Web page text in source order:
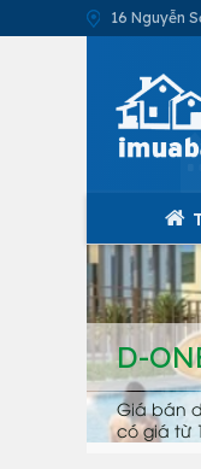
16 Nguyễn
D-
Giá bán
có giá từ